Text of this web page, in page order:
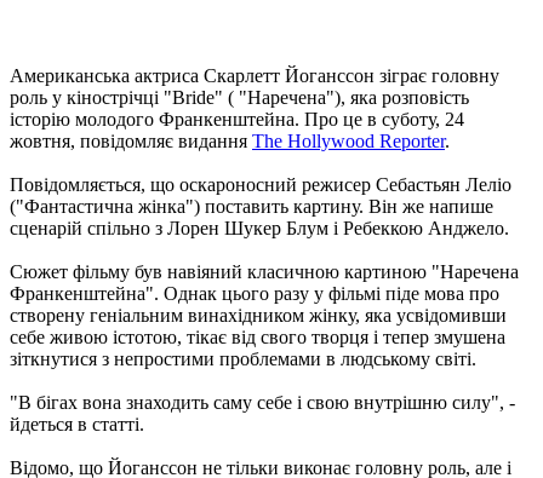
Американська актриса Скарлетт Йоганссон зіграє головну
роль у кінострічці "Bride" ( "Наречена"), яка розповість
історію молодого Франкенштейна. Про це в суботу, 24
жовтня, повідомляє видання The Hollywood Reporter.
Повідомляється, що оскароносний режисер Себастьян Леліо
("Фантастична жінка") поставить картину. Він же напише
сценарій спільно з Лорен Шукер Блум і Ребеккою Анджело.
Сюжет фільму був навіяний класичною картиною "Наречена
Франкенштейна". Однак цього разу у фільмі піде мова про
створену геніальним винахідником жінку, яка усвідомивши
себе живою істотою, тікає від свого творця і тепер змушена
зіткнутися з непростими проблемами в людському світі.
"В бігах вона знаходить саму себе і свою внутрішню силу", -
йдеться в статті.
Відомо, що Йоганссон не тільки виконає головну роль, але і